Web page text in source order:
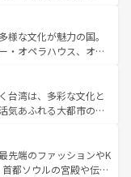
食が融合した独特の
域で異なる魅力を楽
史を感じることができ
しい。
光地といえばオアフ
ウイ島やカウアイ島が
く海をはじめ、豊かな
えてくれるハワイの
ワイアンミュージッ
てがハワイの魅力を彩
。
様な文化が魅力の国。
・オペラハウス、オー
ルル（エアーズロッ
ケアンズの熱帯雨林な
フェやワイン、オージ
、サーフィンやダイ
ア好きにはたまらな
存分に味わいつくそ
台湾は、多彩な文化と
気あふれる大都市の台
部など、都市の喧騒
れる人に新しい発見と
深い台湾の食文化も魅
先端のファッションやK
都ソウルの宮殿や伝統